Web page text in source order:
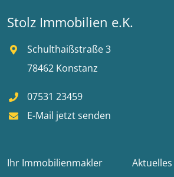
Stolz Immobilien e.K.
Schulthaißstraße 3
78462 Konstanz
07531 23459
E-Mail jetzt senden
Ihr Immobilienmakler
Aktuelles